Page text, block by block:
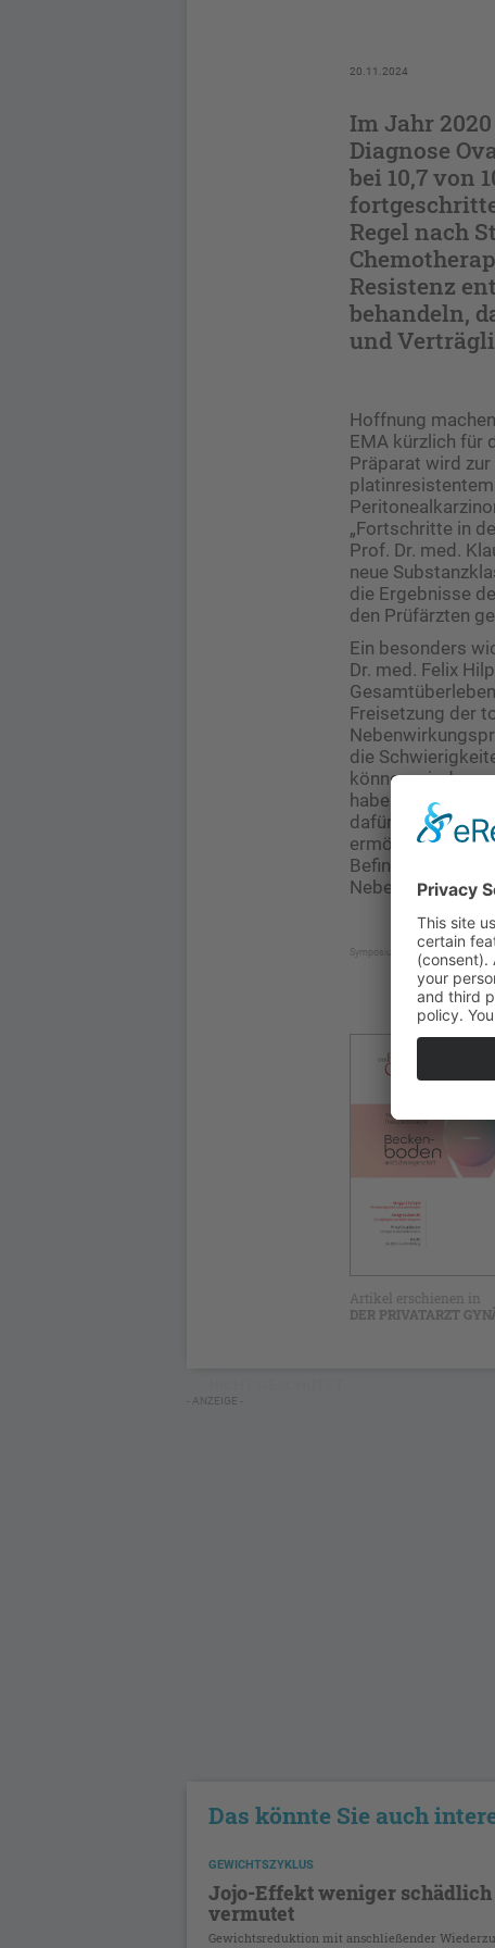
20.11.2024
Im Jahr
Diagnose
bei 10,7 von
Regel nach
Resistenz
behandeln,
und
Hoffnung
EMA kürzlich für
Präparat wird
„Fortschritte in
Prof. Dr. med.
neue
die Ergebnisse
den Prüfärzten
Ein besonders
Dr. med. Felix
Freisetzung der
die
können wir
haben – auch,
dafür, in der
ermöglichen. „In
Befinden ist das
Nebenaspekt,
Symposium „Fortschritte in der
Artikel erschienen in
DER PRIVATARZT
- ANZEIGE -
Das könnte Sie auch
GEWICHTSZYKLUS
Jojo-Effekt weniger schädlich
vermutet
Gewichtsreduktion mit anschließender